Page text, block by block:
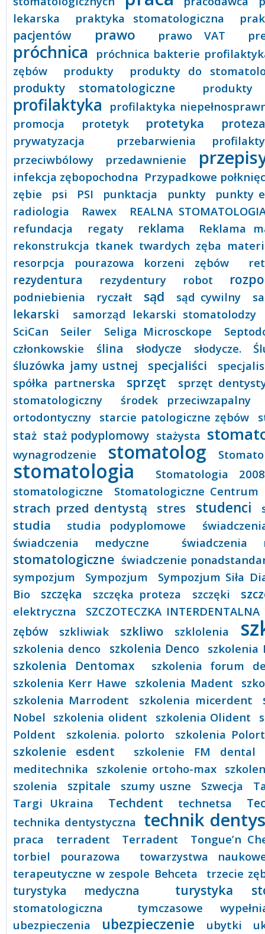
lekarska
praktyka stomatologiczna
pacjentów prawo prawo VAT
próchnica
próchnica bakterie
zębów
produkty produkty do
produkty stomatologiczne produkty
profilaktyka
profilaktyka
promocja
protetyk protetyka proteza
prywatyzacja
przebarwienia
przeciwbólowy
przedawnienie
infekcja zębopochodna Przypadkowe
zębie
psi PSI punktacja punkty
punkty
radiologia
Rawex
REALNA
refundacja
regaty reklama
Reklama
rekonstrukcja tkanek twardych zęba
resorpcja pourazowa korzeni zębów
rezydentura rezydentury robot
podniebienia ryczałt sąd sąd cywilny
lekarski
samorząd lekarski stomatolodzy
SciCan
Seiler Seliga Microsckope
członkowskie
ślina słodycze słodycze.
śluzówka jamy ustnej specjaliści
spółka partnerska
sprzęt
sprzęt
stomatologiczny
środek przeciwzapalny
ortodontyczny starcie patologiczne zębów
staż staż podyplomowy stażysta
wynagrodzenie stomatolog
stomatologia
Stomatologia 2008
stomatologiczne
Stomatologiczne Centrum
strach przed dentystą stres studenci
studia studia podyplomowe
świadczenia medyczne
świadczenia
stomatologiczne świadczenie
sympozjum
Sympozjum
Sympozjum Siła
Bio
szczęka szczęka proteza szczęki
elektryczna SZCZOTECZKA INTERDENTALNA
zębów szkliwiak szkliwo szklolenia
szkolenia denco szkolenia Denco szkolenia
szkolenia Dentomax
szkolenia forum
szkolenia Kerr Hawe
szkolenia Madent
szkolenia Marrodent
szkolenia micerdent
Nobel szkolenia olident szkolenia Olident
Poldent
szkolenia. polorto szkolenia
szkolenie esdent
szkolenie FM dental
meditechnika
szkolenie ortoho-max
szolenia
szpitale szumy uszne Szwecja
Targi Ukraina
Techdent technetsa
technika dentystyczna technik
praca terradent Terradent
Tongue’n
torbiel pourazowa
towarzystwa
terapeutyczne w zespole Behceta
trzecie
turystyka medyczna turystyka
stomatologiczna
tymczasowe
ubezpieczenia
ubezpieczenie ubytki